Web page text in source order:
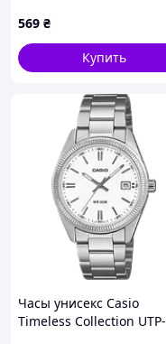
569 ₴
Купить
Часы унисекс Casio
Timeless Collection UTP-